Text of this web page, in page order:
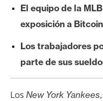
e
u
I
A
El equipo de la
exposición a
Los trabajadores
parte de sus
Los New York Yankees